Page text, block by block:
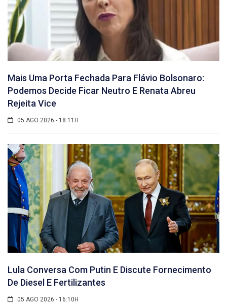
Mais Uma Porta Fechada Para Flávio Bolsonaro:
Podemos Decide Ficar Neutro E Renata Abreu
Rejeita Vice
05 AGO 2026 - 18:11H
Lula Conversa Com Putin E Discute Fornecimento
De Diesel E Fertilizantes
05 AGO 2026 - 16:10H